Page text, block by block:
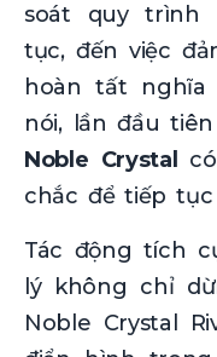
soát quy trình
tục, đến việc
hoàn tất
nói, lần đầu
Noble Crystal
chắc để tiếp
Tác động tích
lý không chỉ
Noble Crystal